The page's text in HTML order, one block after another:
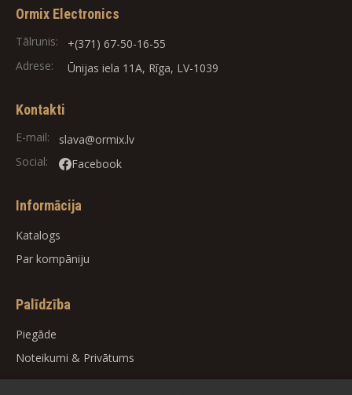
Ormix Electronics
Tālrunis:
+(371) 67-50-16-55
Adrese:
Ūnijas iela 11A, Rīga, LV-1039
Kontakti
E-mail:
slava@ormix.lv
Social:
Facebook
Informācija
Katalogs
Par kompāniju
Palīdzība
Piegāde
Noteikumi & Privātums